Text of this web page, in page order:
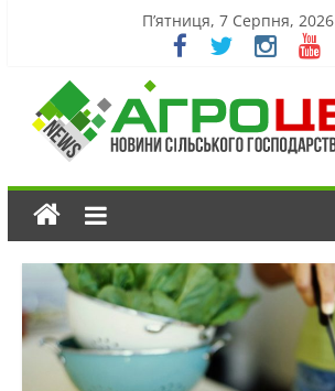
П’ятниця, 7 Серпня, 2026